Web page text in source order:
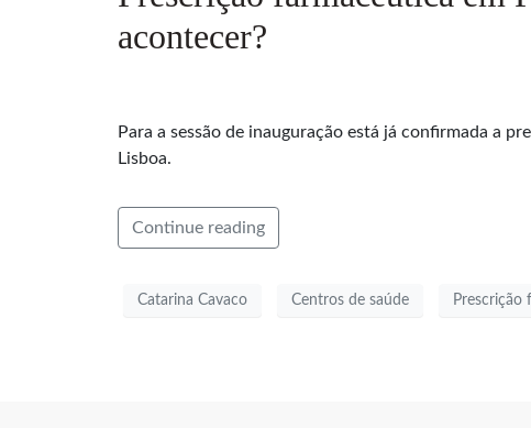
acontecer?
Para a sessão de inauguração está já confirmada a
Lisboa.
Continue reading
Catarina Cavaco Centros de saúde Prescrição